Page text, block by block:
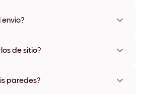
de marco, incluidas opciones sin
países. Te enviaremos un número de
de sitio?
paredes?